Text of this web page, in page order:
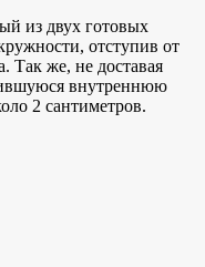
из двух готовых
отступив от
Так же, не доставая
внутреннюю
2 сантиметров.